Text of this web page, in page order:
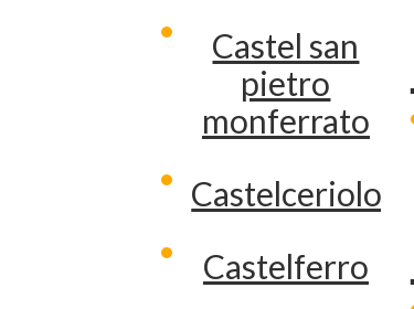
Castel san
pietro
monferrato
Castelceriolo
Castelferro